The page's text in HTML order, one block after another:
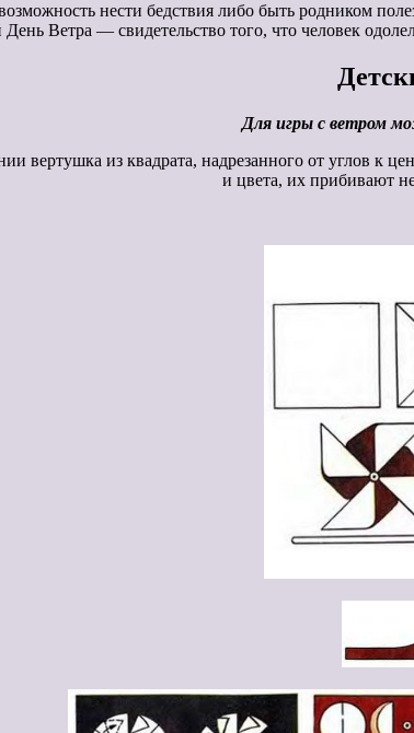
нести бедствия либо быть родником
Ветра — свидетельство того, что человек
Для игры с ветром
вертушка из квадрата, надрезанного от углов к
и цвета, их прибивают